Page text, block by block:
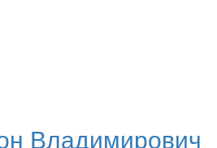
Владимирович